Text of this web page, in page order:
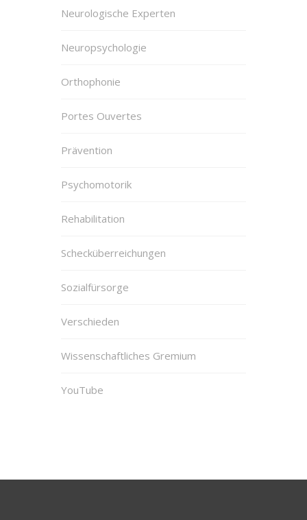
Neurologische Experten
Neuropsychologie
Orthophonie
Portes Ouvertes
Prävention
Psychomotorik
Rehabilitation
Schecküberreichungen
Sozialfürsorge
Verschieden
Wissenschaftliches Gremium
YouTube